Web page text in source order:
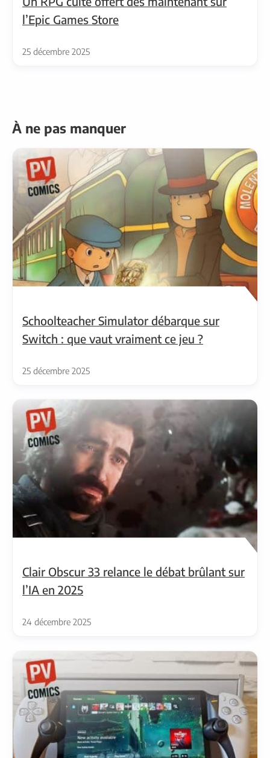
l’Epic Games Store
25 décembre 2025
À ne pas manquer
Schoolteacher Simulator débarque sur
Switch : que vaut vraiment ce jeu ?
25 décembre 2025
Clair Obscur 33 relance le débat brûlant sur
l’IA en 2025
24 décembre 2025